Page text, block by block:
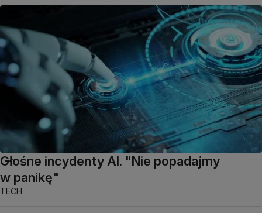
Głośne incydenty AI. "Nie popadajmy
w panikę"
TECH